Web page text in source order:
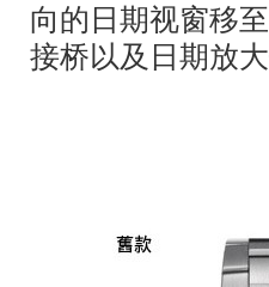
向的日期视窗移
接桥以及日期放